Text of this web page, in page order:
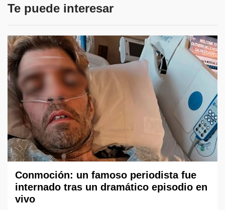
Te puede interesar
Conmoción: un famoso periodista fue
internado tras un dramático episodio en
vivo